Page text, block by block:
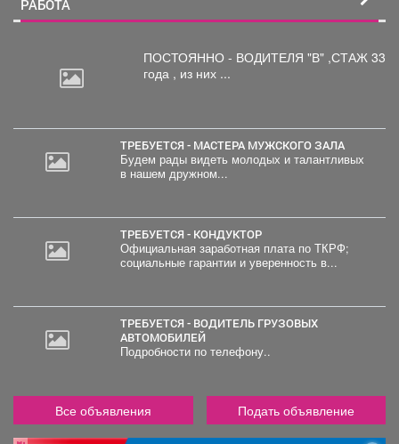
РАБОТА
ПОСТОЯННО - ВОДИТЕЛЯ "В" ,СТАЖ 33
года , из них ...
ТРЕБУЕТСЯ - МАСТЕРА МУЖСКОГО ЗАЛА
Будем рады видеть молодых и талантливых
в нашем дружном...
ТРЕБУЕТСЯ - КОНДУКТОР
Официальная заработная плата по ТКРФ;
социальные гарантии и уверенность в...
ТРЕБУЕТСЯ - ВОДИТЕЛЬ ГРУЗОВЫХ
АВТОМОБИЛЕЙ
Подробности по телефону..
Все объявления Подать объявление